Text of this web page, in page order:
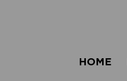
HOME